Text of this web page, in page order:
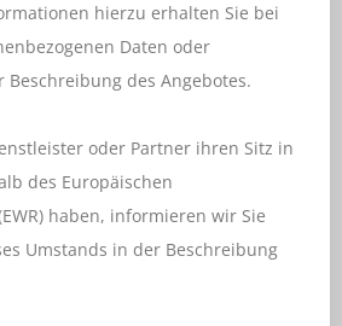
hierzu erhalten Sie bei
Daten oder
des Angebotes.
oder Partner ihren Sitz in
des Europäischen
haben, informieren wir Sie
Umstands in der Beschreibung